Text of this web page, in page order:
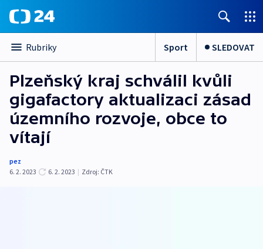
Rubriky Sport SLEDOVAT
Plzeňský kraj schválil kvůli
gigafactory aktualizaci zásad
územního rozvoje, obce to
vítají
pez
6. 2. 2023
6. 2. 2023 | Zdroj: ČTK